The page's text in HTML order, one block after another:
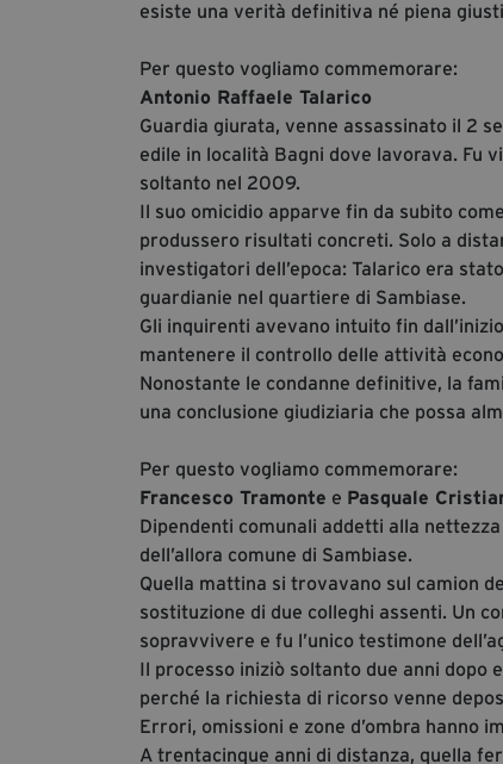
esiste una verità definitiva né piena
Per questo vogliamo commemorare:
Antonio Raffaele Talarico
Guardia giurata, venne assassinato il 2
edile in località Bagni dove lavorava. Fu
soltanto nel 2009.
Il suo omicidio apparve fin da subito
produssero risultati concreti. Solo a
investigatori dell’epoca: Talarico era
guardianie nel quartiere di Sambiase.
Gli inquirenti avevano intuito fin
mantenere il controllo delle attività
Nonostante le condanne definitive, la
una conclusione giudiziaria che possa
Per questo vogliamo commemorare:
Francesco Tramonte e Pasquale
Dipendenti comunali addetti alla
dell’allora comune di Sambiase.
Quella mattina si trovavano sul camion
sostituzione di due colleghi assenti. Un
sopravvivere e fu l’unico testimone
Il processo iniziò soltanto due anni dopo
perché la richiesta di ricorso venne
Errori, omissioni e zone d’ombra hanno
A trentacinque anni di distanza, quella